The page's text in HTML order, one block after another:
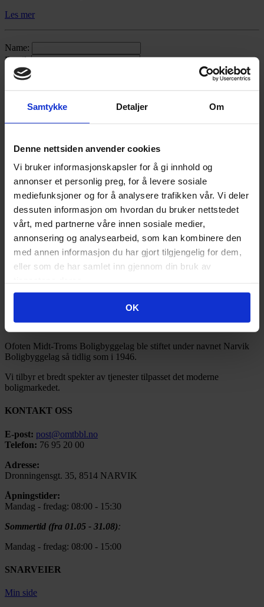
Samtykke Detaljer Om
Denne nettsiden anvender cookies
Vi bruker informasjonskapsler for å gi innhold og
annonser et personlig preg, for å levere sosiale
mediefunksjoner og for å analysere trafikken vår. Vi deler
dessuten informasjon om hvordan du bruker nettstedet
vårt, med partnerne våre innen sosiale medier,
annonsering og analysearbeid, som kan kombinere den
med annen informasjon du har gjort tilgjengelig for dem,
eller som de har samlet inn gjennom din bruk av
OK
Les mer
Name:
Email:
Subject:
x
2025(126)
2024
(134)
2023 (83)
2022(24)
2021(21)
(17)
2019(77)
2018(91)
2017(141)
2016
(185)
2015(35)
2014(3)
OMT BBL
Ofoten Midt-Troms Boligbyggelag ble stiftet under navnet Narvik
Boligbyggelag så tidlig som i 1946.
Vi tilbyr et bredt spekter av tjenester tilpasset det moderne
boligmarkedet.
KONTAKT OSS
E-post: post@omtbbl.no
Telefon: 76 95 20 00
Adresse:
Dronningensgt. 35, 8514 NARVIK
Åpningstider:
Mandag - fredag: 08:00 - 15:30
Sommertid (fra 01.05 - 31.08):
Mandag - fredag: 08:00 - 15:00
SNARVEIER
Min side